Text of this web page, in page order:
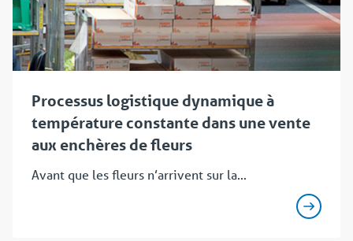
Processus logistique dynamique à
température constante dans une vente
aux enchères de fleurs
Avant que les fleurs n’arrivent sur la...